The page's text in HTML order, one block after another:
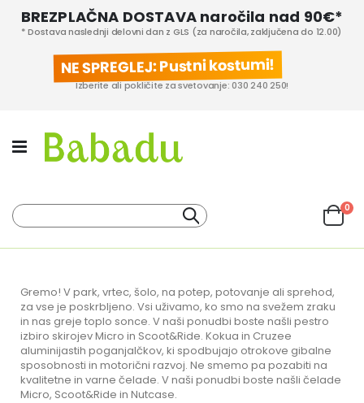
BREZPLAČNA DOSTAVA naročila nad 90€*
* Dostava naslednji delovni dan z GLS (za naročila, zaključena do 12.00)
NE SPREGLEJ: Pustni kostumi!
Izberite ali pokličite za svetovanje: 030 240 250!
Iskanje
Cart
0izd.
Gremo! V park, vrtec, šolo, na potep, potovanje ali sprehod,
za vse je poskrbljeno. Vsi uživamo, ko smo na svežem zraku
in nas greje toplo sonce. V naši ponudbi boste našli pestro
izbiro skirojev Micro in Scoot&Ride. Kokua in Cruzee
aluminijastih poganjalčkov, ki spodbujajo otrokove gibalne
sposobnosti in motorični razvoj. Ne smemo pa pozabiti na
kvalitetne in varne čelade. V naši ponudbi boste našli čelade
Micro, Scoot&Ride in Nutcase.